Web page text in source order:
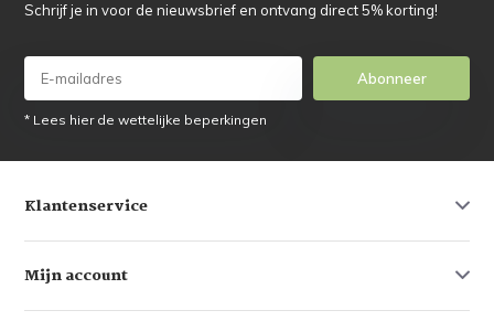
Schrijf je in voor de nieuwsbrief en ontvang direct 5% korting!
Abonneer
* Lees hier de wettelijke beperkingen
Klantenservice
Mijn account